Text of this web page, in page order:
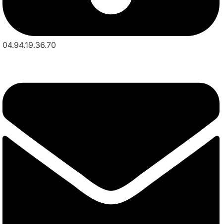
04.94.19.36.70